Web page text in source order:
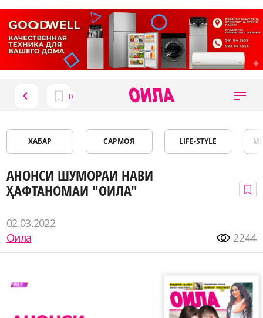
ХАБАР САРМОЯ LIFE-STYLE
АНОНСИ ШУМОРАИ НАВИ
ҲАФТАНОМАИ "ОИЛА"
02.03.2022
Оила
2244